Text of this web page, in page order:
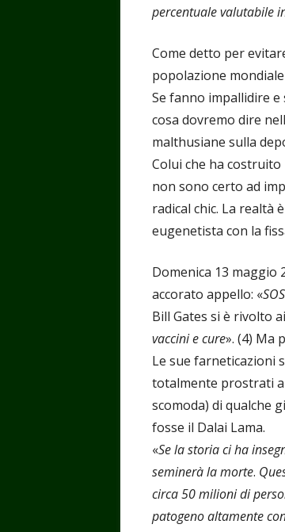
percentuale valutabile
Come detto per
popolazione
Se fanno impallidire
cosa dovremo dire
malthusiane sulla
Colui che ha
non sono certo ad
radical chic. La realtà
eugenetista con la
Domenica 13
accorato appello: «
Bill Gates si è rivolto
vaccini e cure». (4) Ma
Le sue farneticazioni
totalmente prostrati
scomoda) di qualche
fosse il Dalai Lama.
«Se la storia ci ha
seminerà la morte.
circa 50 milioni di
patogeno altamente